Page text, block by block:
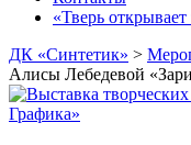
«Тверь
ДК «Синтетик» >
Алисы Лебедевой